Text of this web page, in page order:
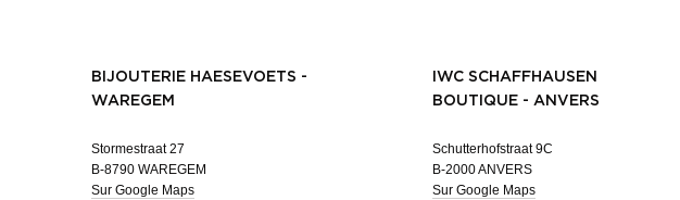
BIJOUTERIE HAESEVOETS -
WAREGEM
Stormestraat 27
B-8790 WAREGEM
Sur Google Maps
IWC SCHAFFHAUSEN
BOUTIQUE - ANVERS
Schutterhofstraat 9C
B-2000 ANVERS
Sur Google Maps